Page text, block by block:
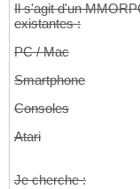
Il s'agit d'un
existantes :
PC / Mac
Smartphone
Consoles
Atari
Je cherche :